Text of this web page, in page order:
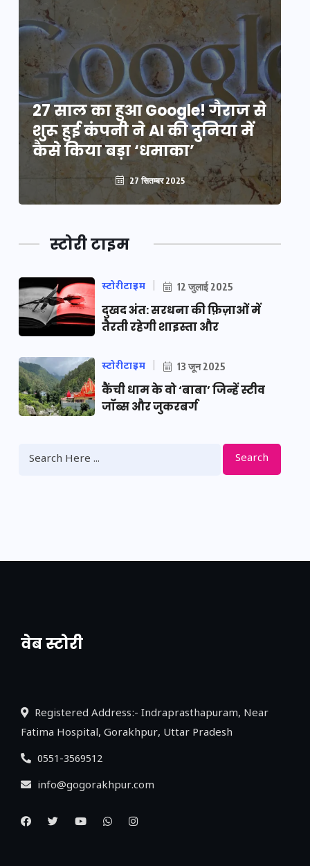
27 साल का हुआ Google! गैराज से
शुरू हुई कंपनी ने AI की दुनिया में
कैसे किया बड़ा ‘धमाका’
27 सितम्बर 2025
स्टोरी टाइम
स्टोरीटाइम 12 जुलाई 2025
दुखद अंत: सरधना की फ़िज़ाओं में
तैरती रहेगी शाइस्ता और
स्टोरीटाइम 13 जून 2025
कैंची धाम के वो ‘बाबा’ जिन्हें स्टीव
जॉब्स और जुकरबर्ग
Search
वेब स्टोरी
नया एक्सप्रेसवे: पूर्वांचल का लक, डेवलपमेंट का
Registered Address:- Indraprasthapuram, Near
Fatima Hospital, Gorakhpur, Uttar Pradesh
0551-3569512
info@gogorakhpur.com